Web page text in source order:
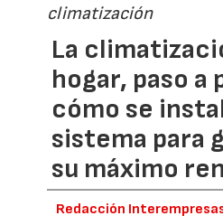
climatización
La
hogar, paso a
cómo se
sistema para
su máximo
Redacción